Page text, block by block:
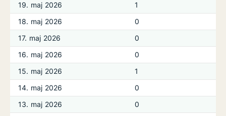
19. maj 2026
1
18. maj 2026
0
17. maj 2026
0
16. maj 2026
0
15. maj 2026
1
14. maj 2026
0
13. maj 2026
0